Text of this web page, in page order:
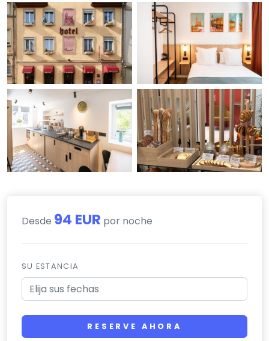
Desde 94 EUR por noche
SU ESTANCIA
RESERVE AHORA